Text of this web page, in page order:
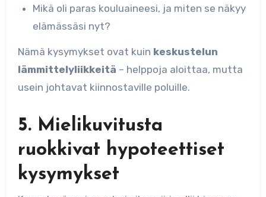
Mikä oli paras kouluaineesi, ja miten se näkyy
elämässäsi nyt?
Nämä kysymykset ovat kuin keskustelun
lämmittelyliikkeitä – helppoja aloittaa, mutta
usein johtavat kiinnostaville poluille.
5. Mielikuvitusta
ruokkivat hypoteettiset
kysymykset